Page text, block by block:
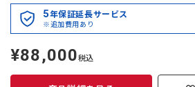
5年保証延長サービス
※追加費用あり
定
価
¥88,000税込